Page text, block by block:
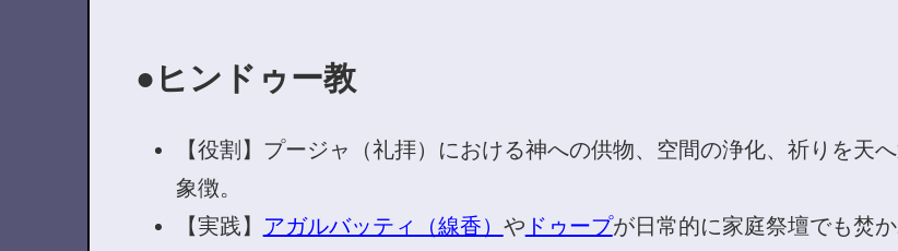
ヒンドゥー教
【役割】プージャ（礼拝）における神への供物、空間の浄化、祈りを天
象徴。
【実践】
アガルバッティ（線香） や ドゥープが日常的に家庭祭壇でも焚か